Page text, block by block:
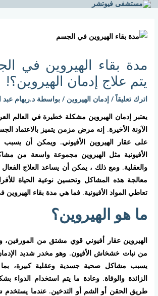
تخطي
المحتوى
مدة بقاء الهيروين في
يتم علاج إدمان الهيروين؟!
اترك تعليقاً /إدمان الهيروين / بواسطة د.ريهام عبد
يعتبر إدمان الهيروين مشكلة خطيرة في العالم
الآونة الأخيرة. إنه مرض مزمن يتميز بالاعتماد
على عقار الهيروين الأفيوني. ويمكن أن يسبب
الأفيونية مثل الهيروين مجموعة واسعة من
والعقلية. ومع ذلك ، يمكن أن يساعد العلاج
معالجة هذه المشاكل وتحسين نوعية الحياة
تعاطي المواد الأفيونية. فما هي مدة بقاء
ما هو الهيروين؟
الهيروين عقار أفيوني قوي مشتق من المورفين،
من نبات خشخاش الأفيون. وهو مخدر شديد
يسبب مشاكل صحية جسدية وعقلية كبيرة،
الزائدة والوفاة. وعادة ما يتم استخدام
طريق الحقن أو الشم أو التدخين. عندما
navigation